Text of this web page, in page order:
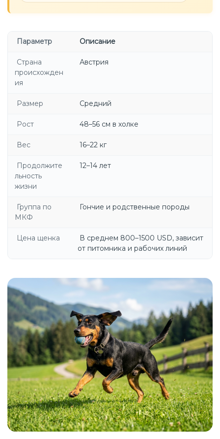
Параметр Описание
Страна
происхожден
ия
Австрия
Размер Средний
Рост 48–56 см в холке
Вес 16–22 кг
Продолжите
льность
жизни
12–14 лет
Группа по
МКФ
Гончие и родственные породы
Цена щенка
В среднем 800–1500 USD, зависит
от питомника и рабочих линий